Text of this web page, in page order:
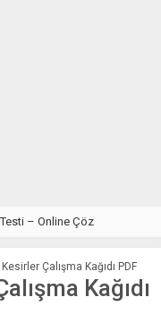
Testi – Online Çöz
Çalışma Kağıdı PDF
Kağıdı